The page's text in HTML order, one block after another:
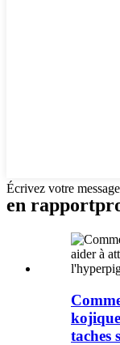
Écrivez votre
en rapport
taches